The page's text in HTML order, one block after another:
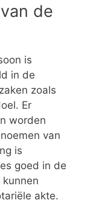
de
is
in de
zoals
Er
worden
van
is
goed in de
akte.